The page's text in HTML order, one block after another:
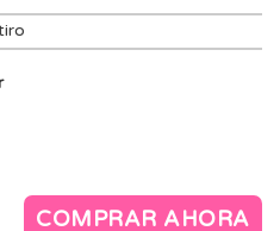
COMPRAR AHORA